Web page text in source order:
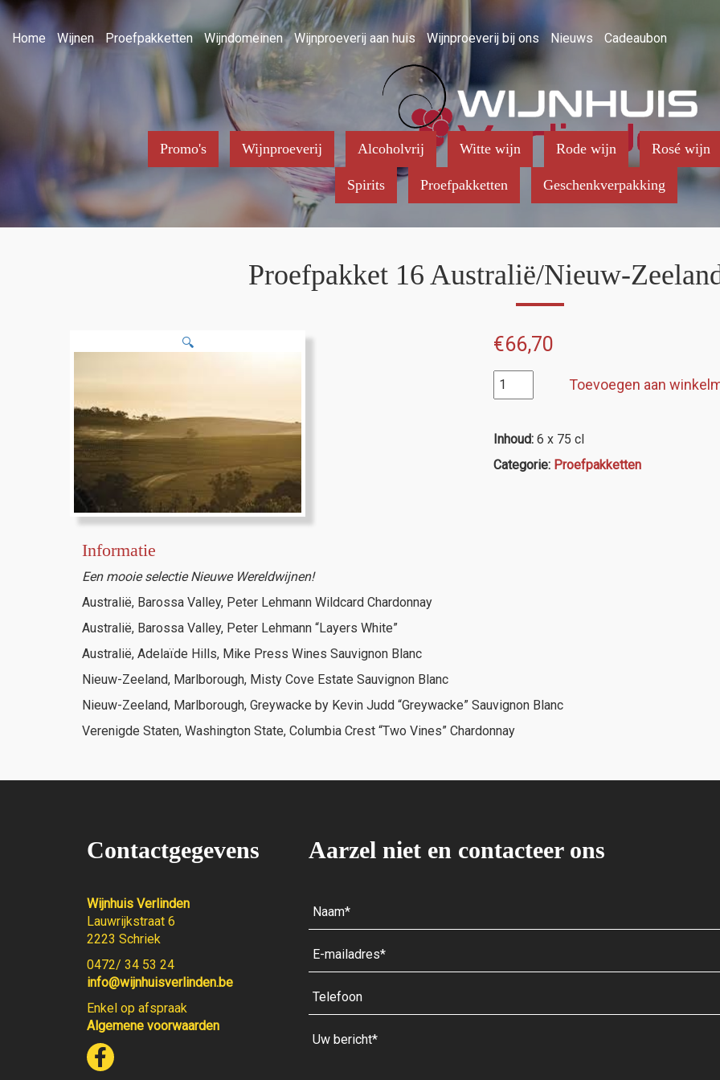
Home Wijnen Proefpakketten Wijndomeinen Wijnproeverij aan huis Wijnproeverij bij ons Nieuws Cadeaubon
Promo's Wijnproeverij Alcoholvrij Witte wijn Rode wijn Rosé wijn
Spirits Proefpakketten Geschenkverpakking
Proefpakket 16 Australië/Nieuw-
🔍 €66,70
Proefpakket
16
Zeeland/VS
(wit)
aantal
Toevoegen aan
Inhoud: 6 x 75 cl
Categorie: Proefpakketten
Informatie
Een mooie selectie Nieuwe Wereldwijnen!
Australië, Barossa Valley, Peter Lehmann Wildcard Chardonnay
Australië, Barossa Valley, Peter Lehmann “Layers White”
Australië, Adelaïde Hills, Mike Press Wines Sauvignon Blanc
Nieuw-Zeeland, Marlborough, Misty Cove Estate Sauvignon Blanc
Nieuw-Zeeland, Marlborough, Greywacke by Kevin Judd “Greywacke” Sauvignon Blanc
Verenigde Staten, Washington State, Columbia Crest “Two Vines” Chardonnay
Contactgegevens
Wijnhuis Verlinden
Lauwrijkstraat 6
2223 Schriek
0472/ 34 53 24
info@wijnhuisverlinden.be
Enkel op afspraak
Algemene voorwaarden
Aarzel niet en contacteer ons